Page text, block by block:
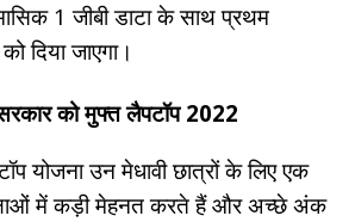
1 जीबी डाटा के साथ प्रथम
दिया जाएगा।
को मुफ्त लैपटॉप 2022
योजना उन मेधावी छात्रों के लिए एक
में कड़ी मेहनत करते हैं और अच्छे अंक